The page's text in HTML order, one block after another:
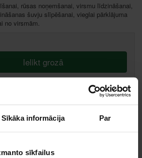
Sīkāka informācija Par
sīkfailus
rūsas noņemšanai, virsmu līdzināšanai,
šuvju slīpēšanai, vieglai pārklājuma
no virsmām.
Ielikt grozā
60, Liepāja
vairāk šeit, )